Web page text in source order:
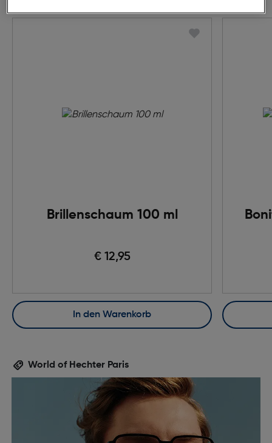
Brillenschaum 100 ml
€ 12,95
In den Warenkorb
World of Hechter Paris